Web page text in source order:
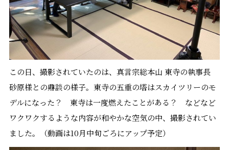
この日、撮影されていたのは、真言宗総本山 東寺の執事長
砂原様との鼎談の様子。東寺の五重の塔はスカイツリーのモ
デルになった？ 東寺は一度燃えたことがある？ などなど
ワクワクするような内容が和やかな空気の中、撮影されてい
ました。（動画は10月中旬ごろにアップ予定）